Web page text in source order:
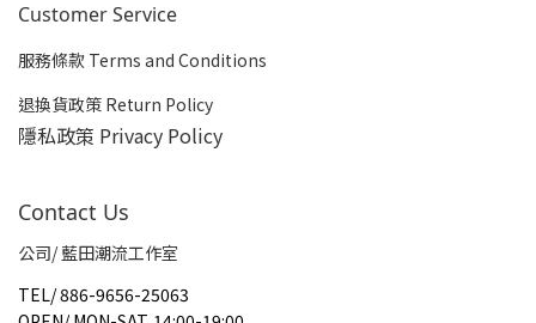
Customer Service
服務條款 Terms and Conditions
退換貨政策 Return Policy
隱私政策 Privacy Policy
Contact Us
公司/ 藍田潮流工作室
TEL/886-9656-25063